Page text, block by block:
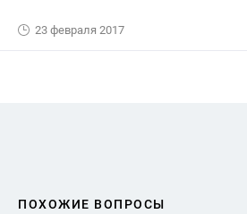
23 февраля 2017
ПОХОЖИЕ ВОПРОСЫ